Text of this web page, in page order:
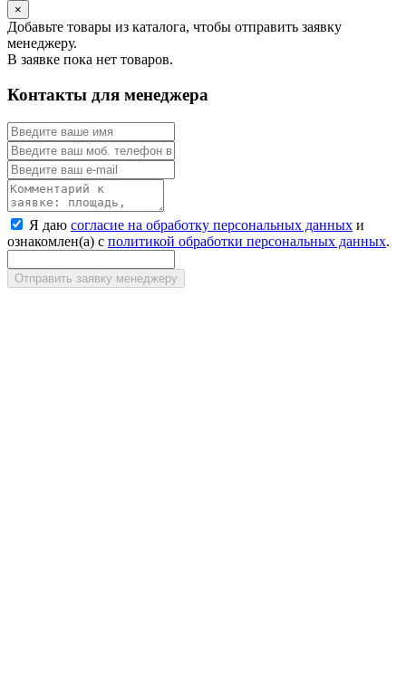
×
Добавьте товары из каталога, чтобы отправить заявку
менеджеру.
В заявке пока нет товаров.
Контакты для менеджера
Я даю согласие на обработку персональных данных и
ознакомлен(а) с политикой обработки персональных данных.
Отправить заявку менеджеру